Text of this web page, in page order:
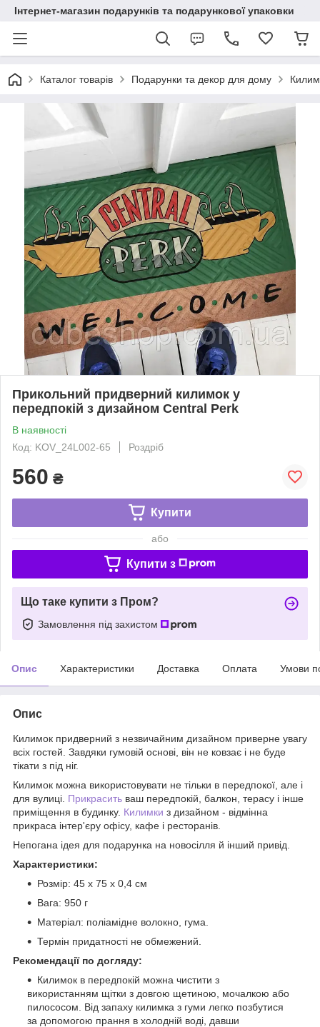
Інтернет-магазин подарунків та подарункової упаковки
Каталог товарів Подарунки та декор для дому
Прикольний придверний килимок у
передпокій з дизайном Central Perk
В наявності
Код: KOV_24L002-65
Роздріб
560 ₴
Купити
або
Купити з
Що таке купити з Пром?
Замовлення під захистом
Опис Характеристики Доставка Оплата Умови
Опис
Килимок придверний з незвичайним дизайном приверне увагу
всіх гостей. Завдяки гумовій основі, він не ковзає і не буде
тікати з під ніг.
Килимок можна використовувати не тільки в передпокої, але і
для вулиці. Прикрасить ваш передпокій, балкон, терасу і інше
приміщення в будинку. Килимки з дизайном - відмінна
прикраса інтер'єру офісу, кафе і ресторанів.
Непогана ідея для подарунка на новосілля й інший привід.
Характеристики:
Розмір: 45 х 75 х 0,4 см
Вага: 950 г
Матеріал: поліамідне волокно, гума.
Термін придатності не обмежений.
Рекомендації по догляду:
Килимок в передпокій можна чистити з
використанням щітки з довгою щетиною, мочалкою або
пилососом. Від запаху килимка з гуми легко позбутися
за допомогою прання в холодній воді, давши